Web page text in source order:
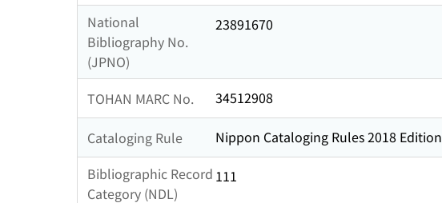
National
Bibliography No.
(JPNO)
23891670
TOHAN MARC No. 34512908
Cataloging Rule
Nippon Cataloging Rules 2018 Edition
Bibliographic Record
Category (NDL)
111